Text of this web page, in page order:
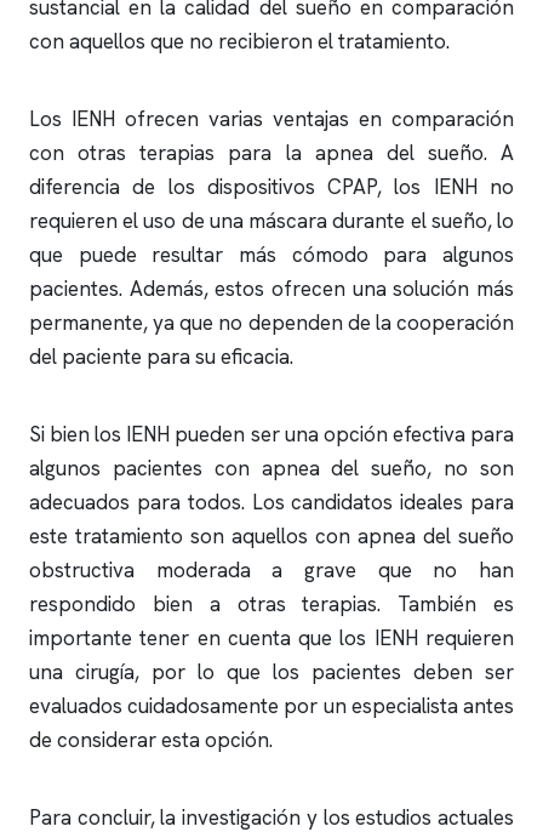
sustancial en la calidad del sueño en comparación
con aquellos que no recibieron el tratamiento.
Los IENH ofrecen varias ventajas en comparación
con otras terapias para la apnea del sueño. A
diferencia de los dispositivos CPAP, los IENH no
requieren el uso de una máscara durante el sueño, lo
que puede resultar más cómodo para algunos
pacientes. Además, estos ofrecen una solución más
permanente, ya que no dependen de la cooperación
del paciente para su eficacia.
Si bien los IENH pueden ser una opción efectiva para
algunos pacientes con apnea del sueño, no son
adecuados para todos. Los candidatos ideales para
este tratamiento son aquellos con apnea del sueño
obstructiva moderada a grave que no han
respondido bien a otras terapias. También es
importante tener en cuenta que los IENH requieren
una cirugía, por lo que los pacientes deben ser
evaluados cuidadosamente por un especialista antes
de considerar esta opción.
Para concluir, la investigación y los estudios actuales